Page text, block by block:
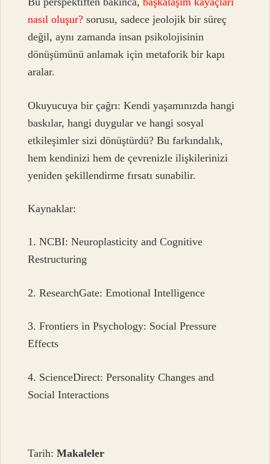
nasıl oluşur? sorusu, sadece jeolojik bir süreç
değil, aynı zamanda insan psikolojisinin
dönüşümünü anlamak için metaforik bir kapı
aralar.
Okuyucuya bir çağrı: Kendi yaşamınızda hangi
baskılar, hangi duygular ve hangi sosyal
etkileşimler sizi dönüştürdü? Bu farkındalık,
hem kendinizi hem de çevrenizle ilişkilerinizi
yeniden şekillendirme fırsatı sunabilir.
Kaynaklar:
1. NCBI: Neuroplasticity and Cognitive
Restructuring
2. ResearchGate: Emotional Intelligence
3. Frontiers in Psychology: Social Pressure
Effects
4. ScienceDirect: Personality Changes and
Social Interactions
Tarih:Makaleler